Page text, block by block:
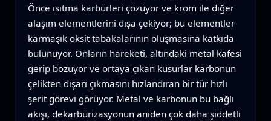
Önce ısıtma karbürleri çözüyor ve krom ile diğer
alaşım elementlerini dışa çekiyor; bu elementler
karmaşık oksit tabakalarının oluşmasına katkıda
bulunuyor. Onların hareketi, altındaki metal kafesi
gerip bozuyor ve ortaya çıkan kusurlar karbonun
çelikten dışarı çıkmasını hızlandıran bir tür hızlı
şerit görevi görüyor. Metal ve karbonun bu bağlı
akışı, dekarbürizasyonun aniden çok daha şiddetli